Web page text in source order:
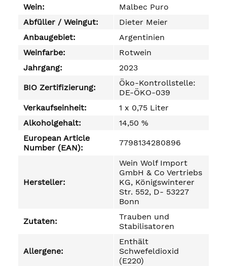
Wein:
Malbec Puro
Abfüller / Weingut:
Dieter Meier
Anbaugebiet:
Argentinien
Weinfarbe:
Rotwein
Jahrgang:
2023
BIO Zertifizierung:
Öko-Kontrollstelle:
DE-ÖKO-039
Verkaufseinheit:
1 x 0,75 Liter
Alkoholgehalt:
14,50 %
European Article
Number (EAN):
7798134280896
Hersteller:
Wein Wolf Import
GmbH & Co Vertriebs
KG, Königswinterer
Str. 552, D- 53227
Bonn
Zutaten:
Trauben und
Stabilisatoren
Allergene:
Enthält
Schwefeldioxid
(E220)